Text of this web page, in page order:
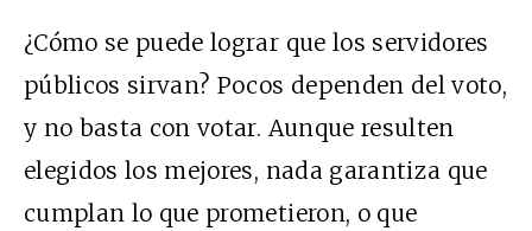
¿Cómo se puede lograr que los servidores
públicos sirvan? Pocos dependen del voto,
y no basta con votar. Aunque resulten
elegidos los mejores, nada garantiza que
cumplan lo que prometieron, o que